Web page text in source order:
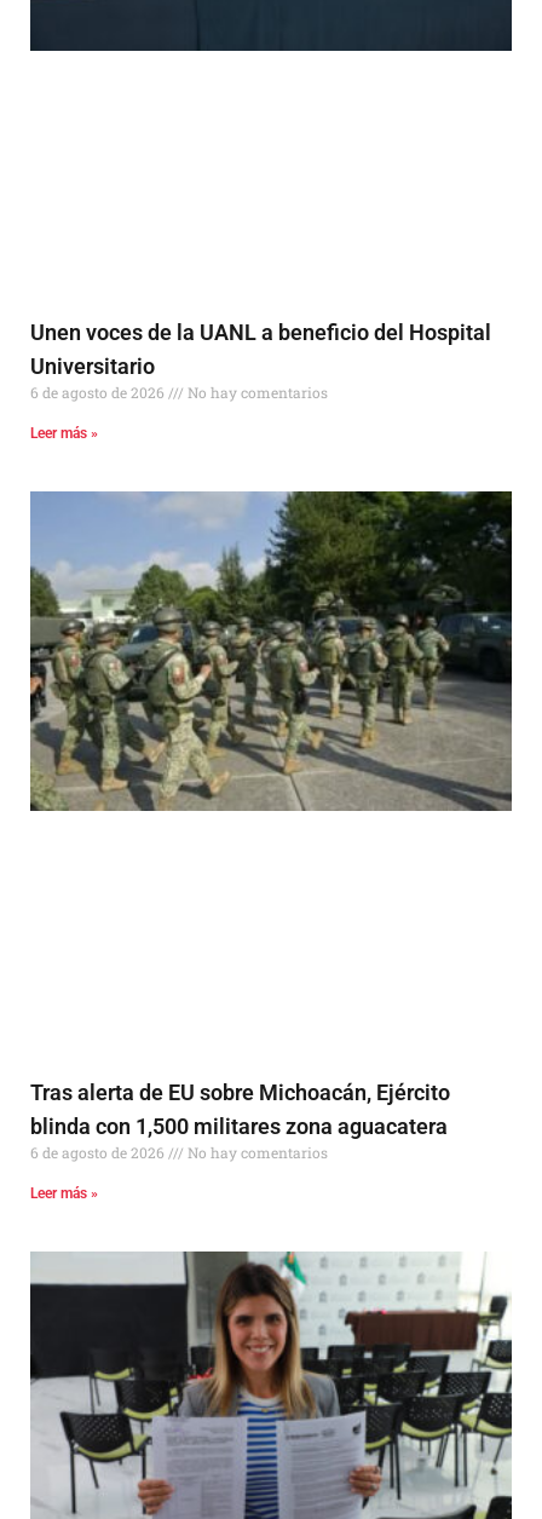
Unen voces de la UANL a beneficio del Hospital
Universitario
6 de agosto de 2026 No hay comentarios
Leer más »
Tras alerta de EU sobre Michoacán, Ejército
blinda con 1,500 militares zona aguacatera
6 de agosto de 2026 No hay comentarios
Leer más »